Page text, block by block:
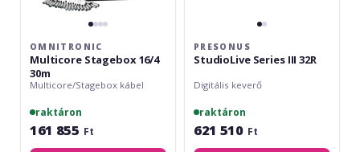
OMNITRONIC
Multicore Stagebox 16/4
30m
Multicore/Stagebox kábel
raktáron
161 855 Ft
PRESONUS
StudioLive Series III 32R
Digitális keverő
raktáron
621 510 Ft